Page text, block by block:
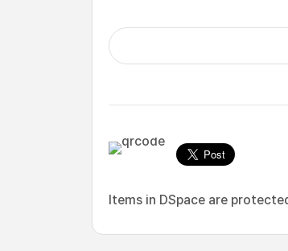
Items in DSpace are